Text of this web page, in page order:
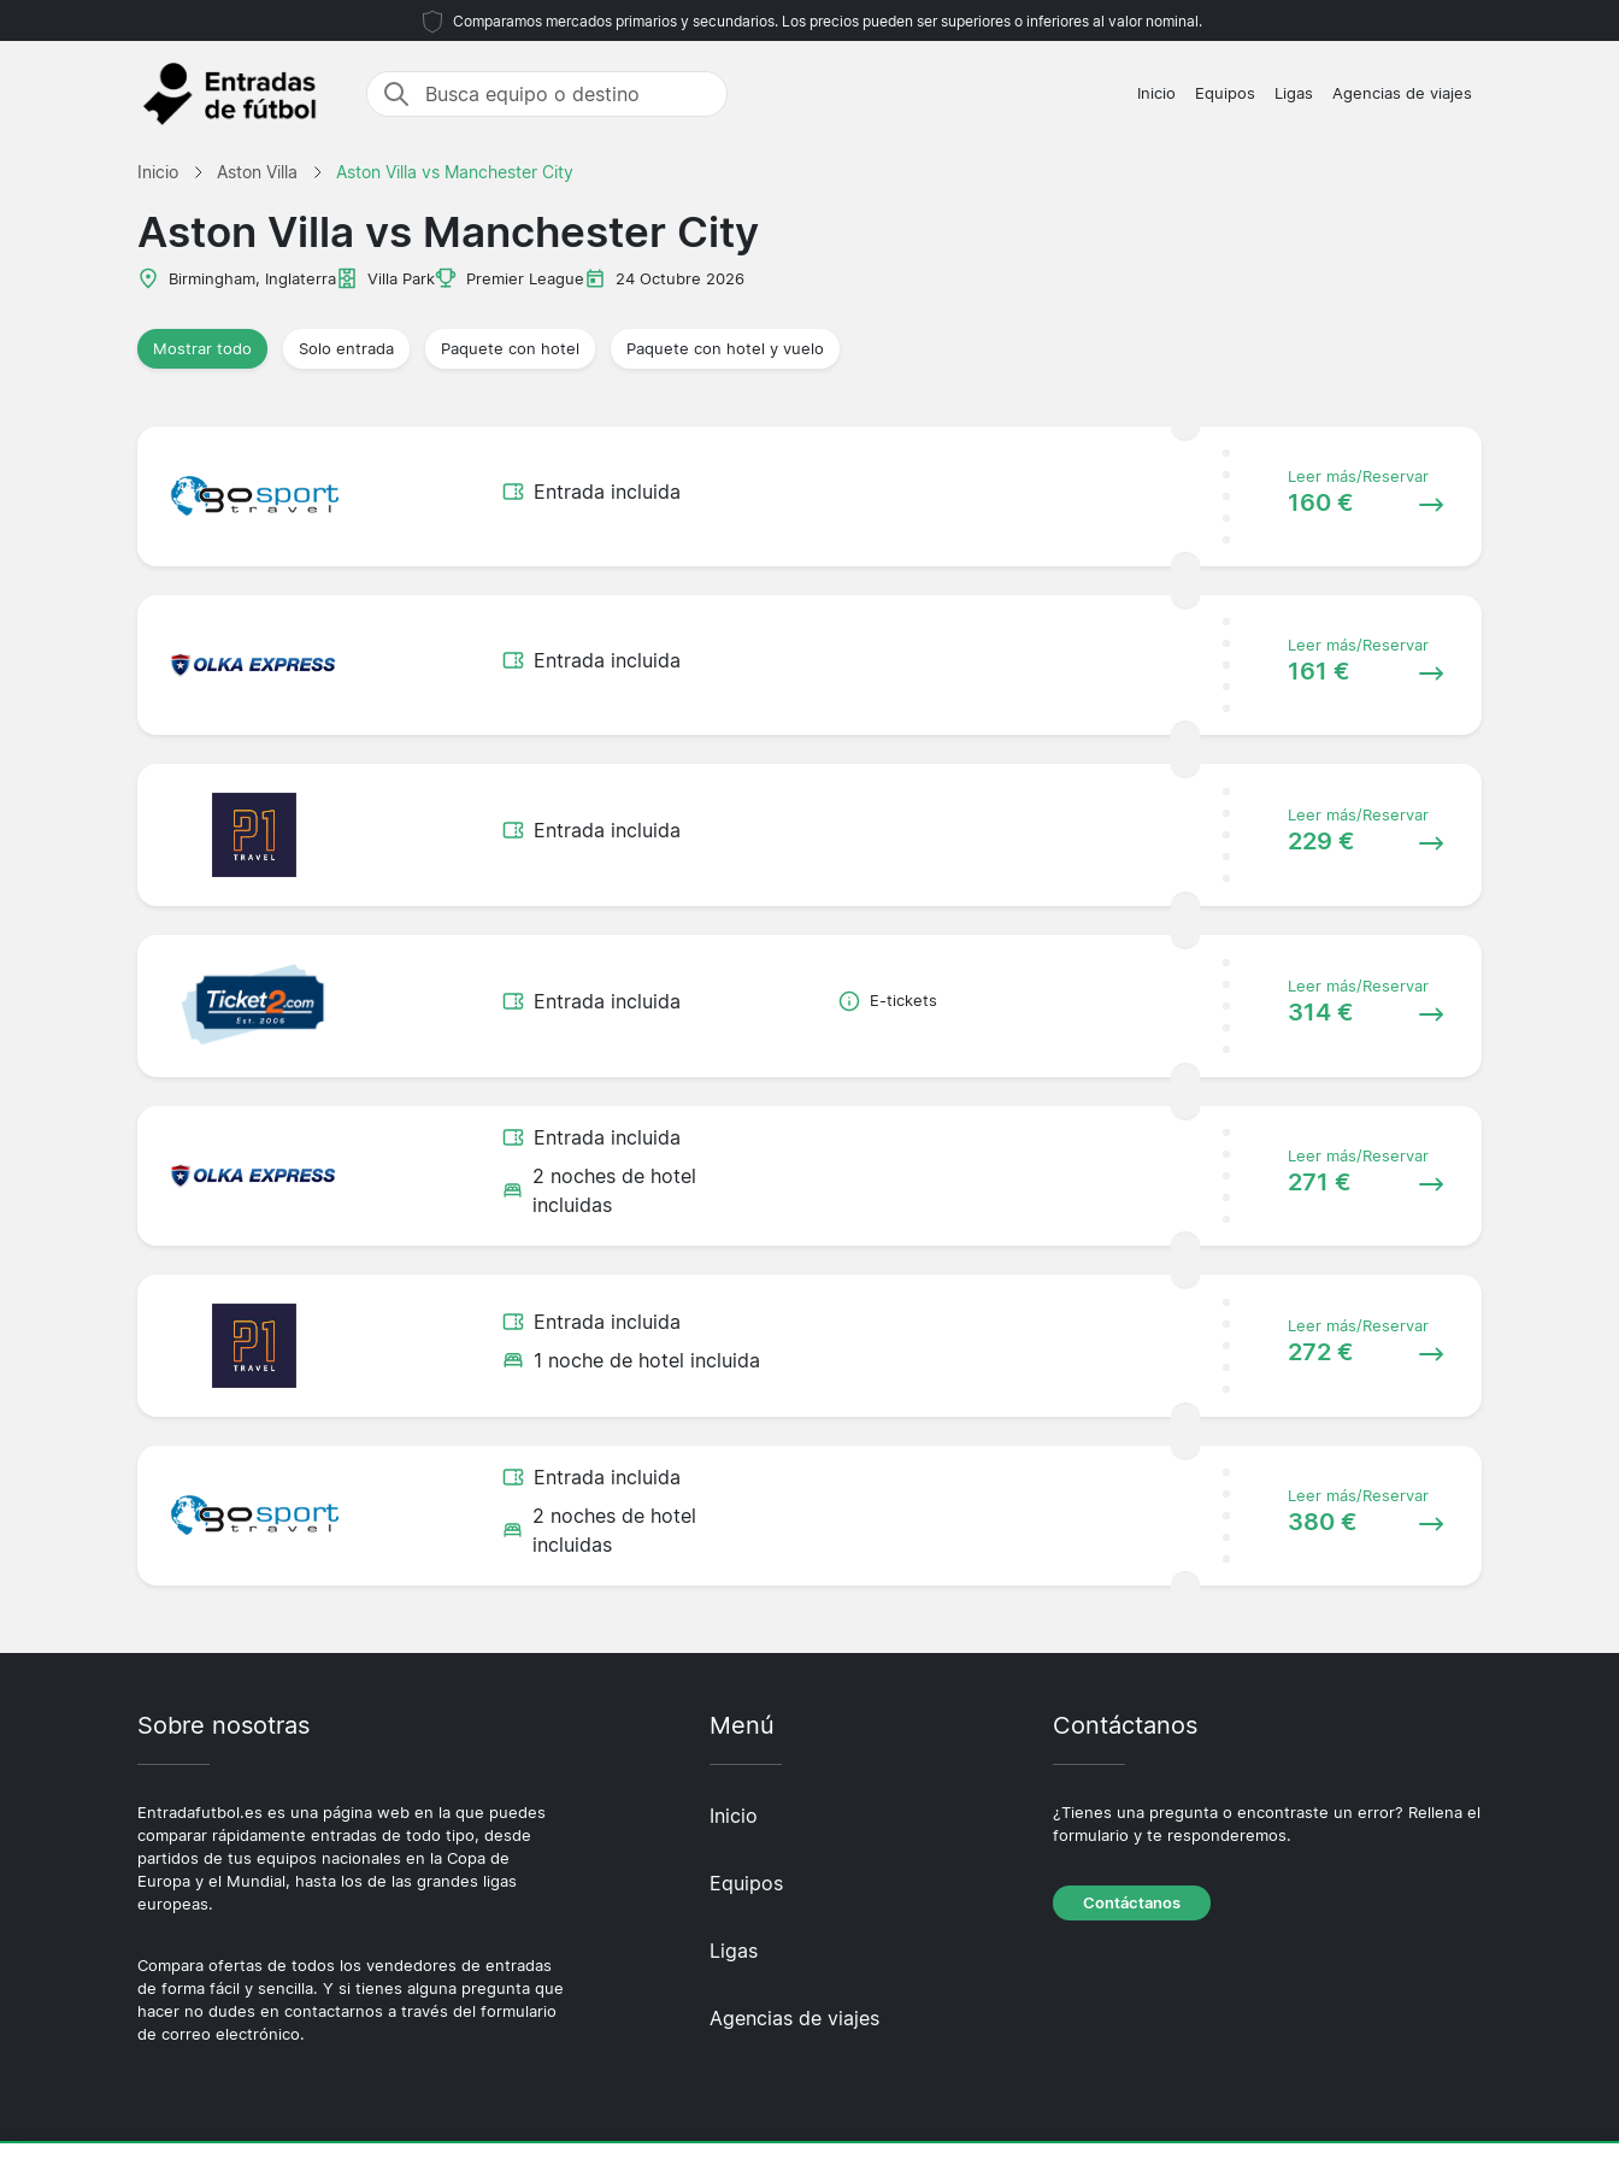
Comparamos mercados primarios y secundarios. Los precios pueden ser superiores o inferiores al valor nominal.
Inicio Equipos Ligas Agencias de viajes
Inicio Aston Villa Aston Villa vs Manchester City
Aston Villa vs Manchester City
Birmingham, Inglaterra Villa Park Premier League 24 Octubre 2026
Mostrar todo Solo entrada Paquete con hotel Paquete con hotel y vuelo
Entrada incluida
Leer más/Reservar
160 €
Entrada incluida
Leer más/Reservar
161 €
Entrada incluida
Leer más/Reservar
229 €
Entrada incluida E-tickets
Leer más/Reservar
314 €
Entrada incluida
2 noches de hotel
incluidas
Leer más/Reservar
271 €
Entrada incluida
1 noche de hotel incluida
Leer más/Reservar
272 €
Entrada incluida
2 noches de hotel
incluidas
Leer más/Reservar
380 €
Sobre nosotras
Entradafutbol.es es una página web en la que puedes
comparar rápidamente entradas de todo tipo, desde
partidos de tus equipos nacionales en la Copa de
Europa y el Mundial, hasta los de las grandes ligas
europeas.
Compara ofertas de todos los vendedores de entradas
de forma fácil y sencilla. Y si tienes alguna pregunta que
hacer no dudes en contactarnos a través del formulario
de correo electrónico.
Menú
Inicio
Equipos
Ligas
Agencias de viajes
Contáctanos
¿Tienes una pregunta o encontraste un error? Rellena el
formulario y te responderemos.
Contáctanos